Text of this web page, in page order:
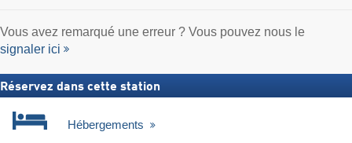
Vous avez remarqué une erreur ? Vous pouvez nous le
signaler ici
Réservez dans cette station
Hébergements